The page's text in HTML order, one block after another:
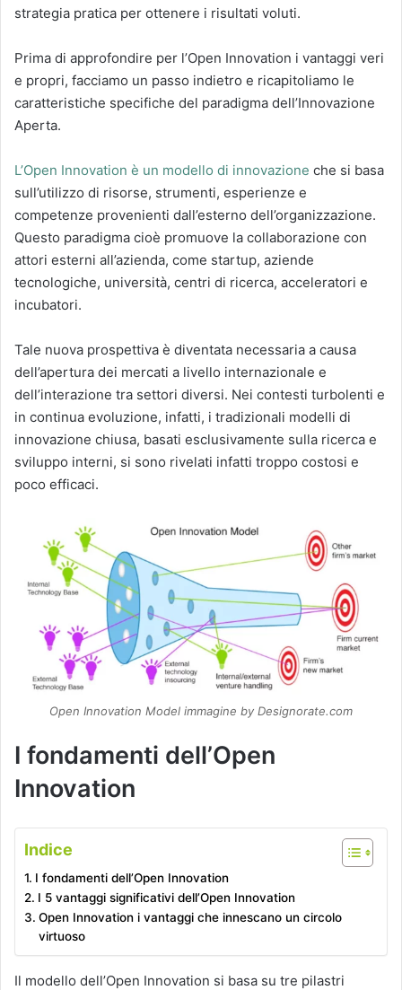
strategia pratica per ottenere i risultati voluti.
Prima di approfondire per l’Open Innovation i vantaggi veri
e propri, facciamo un passo indietro e ricapitoliamo le
caratteristiche specifiche del paradigma dell’Innovazione
Aperta.
L’Open Innovation è un modello di innovazione che si basa
sull’utilizzo di risorse, strumenti, esperienze e
competenze provenienti dall’esterno dell’organizzazione.
Questo paradigma cioè promuove la collaborazione con
attori esterni all’azienda, come startup, aziende
tecnologiche, università, centri di ricerca, acceleratori e
incubatori.
Tale nuova prospettiva è diventata necessaria a causa
dell’apertura dei mercati a livello internazionale e
dell’interazione tra settori diversi. Nei contesti turbolenti e
in continua evoluzione, infatti, i tradizionali modelli di
innovazione chiusa, basati esclusivamente sulla ricerca e
sviluppo interni, si sono rivelati infatti troppo costosi e
poco efficaci.
Open Innovation Model immagine by Designorate.com
I fondamenti dell’Open
Innovation
Indice
I fondamenti dell’Open Innovation
I 5 vantaggi significativi dell’Open Innovation
Open Innovation i vantaggi che innescano un circolo
virtuoso
Il modello dell’Open Innovation si basa su tre pilastri